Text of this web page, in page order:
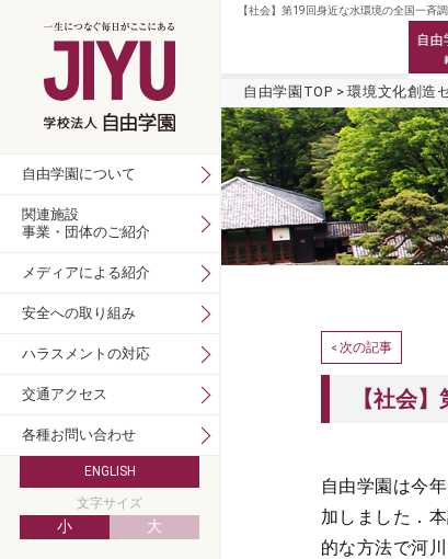
【社会】第19回身近な水環境の全国一斉
自由学園TOP 環境文化創造
< 次の記事
【社会
自由学園は今
加しました．
的な方法で河
自由学園について
関連施設
事業・団体のご紹介
メディアによる紹介
安全への取り組み
ハラスメントの対応
交通アクセス
各種お問い合わせ
ENGLISH
文字サイズ
小 大